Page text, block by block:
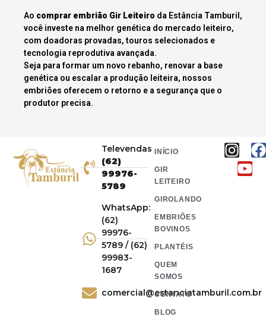
Ao comprar embrião Gir Leiteiro da Estância Tamburil,
você investe na melhor genética do mercado leiteiro,
com doadoras provadas, touros selecionados e
tecnologia reprodutiva avançada.
Seja para formar um novo rebanho, renovar a base
genética ou escalar a produção leiteira, nossos
embriões oferecem o retorno e a segurança que o
produtor precisa.
Televendas
(62)
99976-
5789
WhatsApp:
(62)
99976-
5789 / (62)
99983-
1687
comercial@estanciatamburil.com.br
INÍCIO
GIR
LEITEIRO
GIROLANDO
EMBRIÕES
BOVINOS
PLANTÉIS
QUEM
SOMOS
CONTATO
BLOG